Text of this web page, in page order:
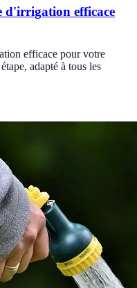
d'irrigation efficace
efficace pour votre
adapté à tous les